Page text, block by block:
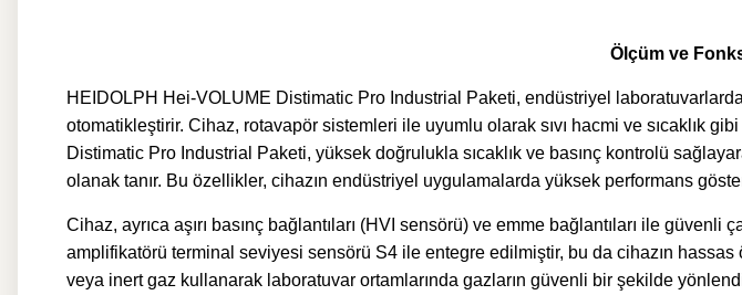
Ölçüm ve
HEIDOLPH Hei-VOLUME Distimatic Pro Industrial Paketi, endüstriyel
otomatikleştirir. Cihaz, rotavapör sistemleri ile uyumlu olarak sıvı hacmi ve sıcaklık
Distimatic Pro Industrial Paketi, yüksek doğrulukla sıcaklık ve basınç kontrolü
olanak tanır. Bu özellikler, cihazın endüstriyel uygulamalarda yüksek performans
Cihaz, ayrıca aşırı basınç bağlantıları (HVI sensörü) ve emme bağlantıları ile
amplifikatörü terminal seviyesi sensörü S4 ile entegre edilmiştir, bu da cihazın
veya inert gaz kullanarak laboratuvar ortamlarında gazların güvenli bir şekilde